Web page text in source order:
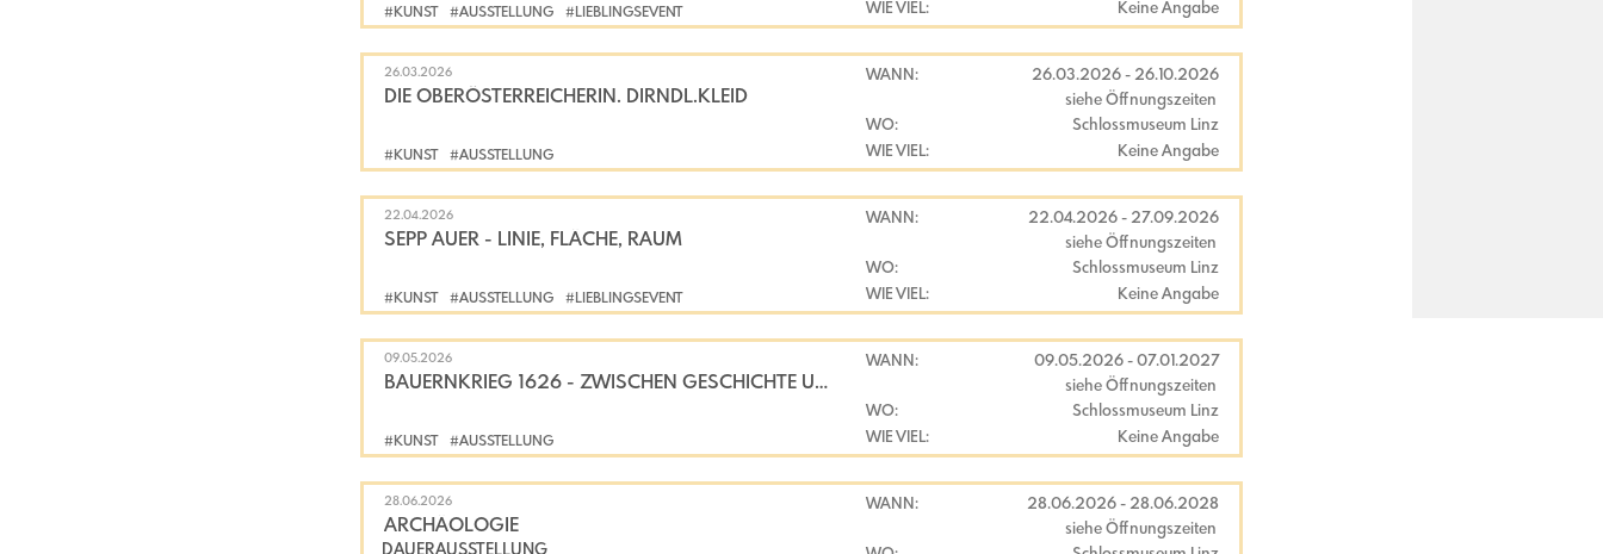
#KUNST #AUSSTELLUNG #LIEBLINGSEVENT
WIE VIEL:
Keine Angabe
#KUNST #AUSSTELLUNG
26.03.2026
DIE OBERÖSTERREICHERIN. DIRNDL.KLEID
WANN: 26.03.2026 - 26.10.2026
siehe Öffnungszeiten
WO:
Schlossmuseum Linz
WIE VIEL:
Keine Angabe
#KUNST #AUSSTELLUNG #LIEBLINGSEVENT
22.04.2026
SEPP AUER - LINIE, FLÄCHE, RAUM
WANN: 22.04.2026 - 27.09.2026
siehe Öffnungszeiten
WO:
Schlossmuseum Linz
WIE VIEL:
Keine Angabe
#KUNST #AUSSTELLUNG
09.05.2026
BAUERN­KRIEG 1626 - ZWISCHEN GESCHICHTE UND FIKTION
WANN: 09.05.2026 - 07.01.2027
siehe Öffnungszeiten
WO:
Schlossmuseum Linz
WIE VIEL:
Keine Angabe
28.06.2026
ARCHÄOLOGIE
DAUERAUSSTELLUNG
WANN: 28.06.2026 - 28.06.2028
siehe Öffnungszeiten